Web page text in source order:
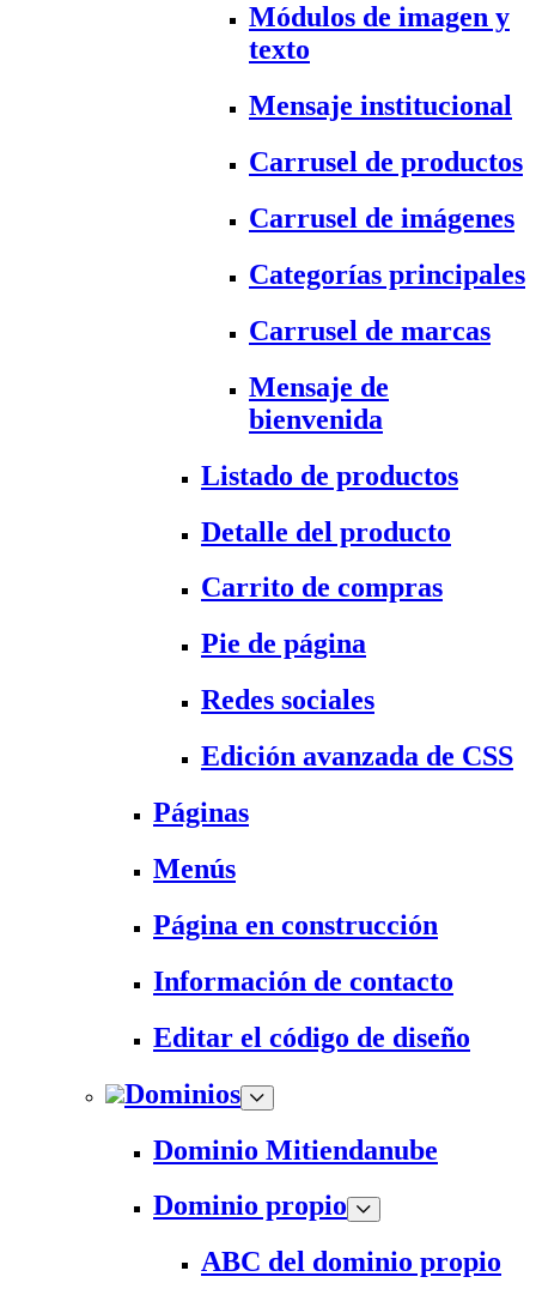
Módulos de imagen y
texto
Mensaje institucional
Carrusel de productos
Carrusel de imágenes
Categorías principales
Carrusel de marcas
Mensaje de
bienvenida
Listado de productos
Detalle del producto
Carrito de compras
Pie de página
Redes sociales
Edición avanzada de CSS
Páginas
Menús
Página en construcción
Información de contacto
Editar el código de diseño
Dominios
Dominio Mitiendanube
Dominio propio
ABC del dominio propio